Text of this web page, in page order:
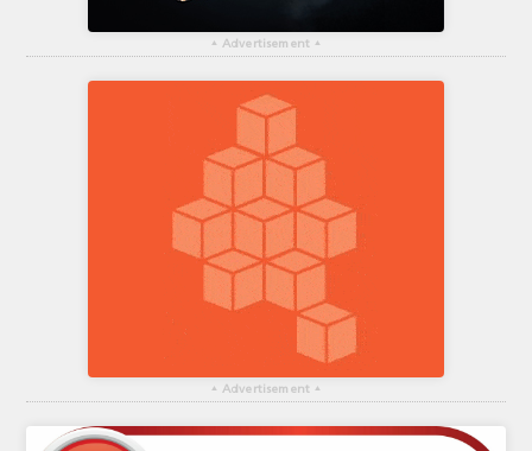
▴ Advertisement ▴
▴ Advertisement ▴